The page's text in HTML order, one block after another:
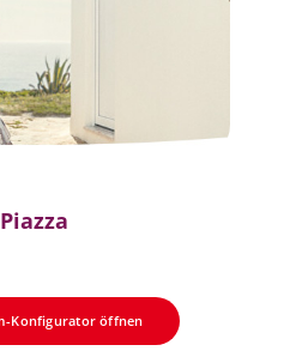
Piazza
Konfigurator öffnen